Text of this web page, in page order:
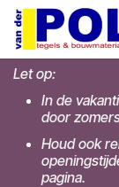
Overslaan naar
Let op:
In de
door
Houd ook
pagina.